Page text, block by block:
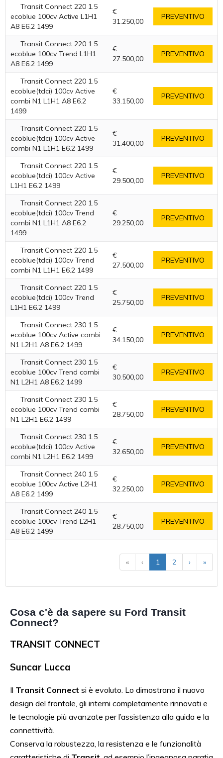
Transit Connect 220 1.5
ecoblue 100cv Active L1H1
A8 E6.2 1499
€
31.250,00
PREVENTIVO
Transit Connect 220 1.5
ecoblue 100cv Trend L1H1
A8 E6.2 1499
€
27.500,00
PREVENTIVO
Transit Connect 220 1.5
ecoblue(tdci) 100cv Active
combi N1 L1H1 A8 E6.2
1499
€
33.150,00
PREVENTIVO
Transit Connect 220 1.5
ecoblue(tdci) 100cv Active
combi N1 L1H1 E6.2 1499
€
31.400,00
PREVENTIVO
Transit Connect 220 1.5
ecoblue(tdci) 100cv Active
L1H1 E6.2 1499
€
29.500,00
PREVENTIVO
Transit Connect 220 1.5
ecoblue(tdci) 100cv Trend
combi N1 L1H1 A8 E6.2
1499
€
29.250,00
PREVENTIVO
Transit Connect 220 1.5
ecoblue(tdci) 100cv Trend
combi N1 L1H1 E6.2 1499
€
27.500,00
PREVENTIVO
Transit Connect 220 1.5
ecoblue(tdci) 100cv Trend
L1H1 E6.2 1499
€
25.750,00
PREVENTIVO
Transit Connect 230 1.5
ecoblue 100cv Active combi
N1 L2H1 A8 E6.2 1499
€
34.150,00
PREVENTIVO
Transit Connect 230 1.5
ecoblue 100cv Trend combi
N1 L2H1 A8 E6.2 1499
€
30.500,00
PREVENTIVO
Transit Connect 230 1.5
ecoblue 100cv Trend combi
N1 L2H1 E6.2 1499
€
28.750,00
PREVENTIVO
Transit Connect 230 1.5
ecoblue(tdci) 100cv Active
combi N1 L2H1 E6.2 1499
€
32.650,00
PREVENTIVO
Transit Connect 240 1.5
ecoblue 100cv Active L2H1
A8 E6.2 1499
€
32.250,00
PREVENTIVO
Transit Connect 240 1.5
ecoblue 100cv Trend L2H1
A8 E6.2 1499
€
28.750,00
PREVENTIVO
« ‹ 1 2 › »
Cosa c'è da sapere su Ford Transit
Connect?
TRANSIT CONNECT
Suncar Lucca
Il Transit Connect si è evoluto. Lo dimostrano il nuovo
design del frontale, gli interni completamente rinnovati e
le tecnologie più avanzate per l’assistenza alla guida e la
connettività.
Conserva la robustezza, la resistenza e le funzionalità